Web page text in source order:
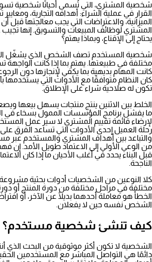
شخصية المشتري، التي تُسمى أحيانًا شخصية
القرار في عملية الشراء: أهدافه التجارية،
الميزانية، والاعتراضات التي يجب معالجتها قبل
المشتري لوظائف المبيعات والتسويق. إنها
يحتاج إلى الإقناع، وبماذا يهتم؟
شخصية المستخدم تصف الشخص الذي يشغّل
مختلفة في طبيعتها. يهتم بما إذا كانت الواجهة
كانت المهام بديهية بما يكفي لإنجازها دون الرجوع
كان النظام متوافقًا مع الأدوات التي يستخدمها
تكون له صلاحية شراء على الإطلاق.
الخلط بين الاثنين ينتج منتجات يسهل بيعها
ما يفشل برنامج المؤسسات الممول بسخاء في
لإرضاء قائمة تقييم المشتري لا سير عمل
رحلة العميل إحدى الأدوات التي تساعد الفرق
والتباعد بين أهداف المشتري والمستخدم عبر
من الوعي الأولي إلى الاعتماد طويل الأمد. إن
قبل البناء يحدد في أغلب الأحيان ما إذا كان
الناجحة.
كلا النوعين من الشخصيات أدوات بحثية مشروعة.
مختلفة في مراحل مختلفة من دورة المنتج أو
الخطأ هو معاملة أحدهما بديلًا عن الآخر، أو
الشخص نفسه حين لا يفعلان.
كيف تنشئ شخصية مستخدم؟
الشخصية لا تكون أكثر موثوقية من البحث الذي
دائمًا هي التواصل المباشر مع المستخدمين